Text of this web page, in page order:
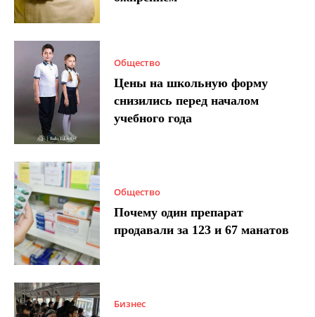
Общество
Цены на школьную форму
снизились перед началом
учебного года
Общество
Почему один препарат
продавали за 123 и 67 манатов
Бизнес